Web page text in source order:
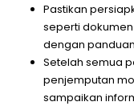
Pastikan
seperti
dengan
Setelah semua
penjemputan
sampaikan